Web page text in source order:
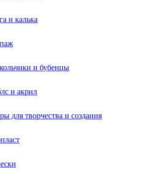
и калька
и бубенцы
и акрил
для творчества и создания